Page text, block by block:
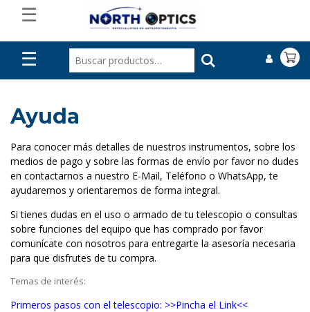
☰
☰
Ayuda
Para conocer más detalles de nuestros instrumentos, sobre los
medios de pago y sobre las formas de envío por favor no dudes
en contactarnos a nuestro E-Mail, Teléfono o WhatsApp, te
ayudaremos y orientaremos de forma integral.
Si tienes dudas en el uso o armado de tu telescopio o consultas
sobre funciones del equipo que has comprado por favor
comunícate con nosotros para entregarte la asesoría necesaria
para que disfrutes de tu compra.
Temas de interés:
Primeros pasos con el telescopio: >>Pincha el Link<<